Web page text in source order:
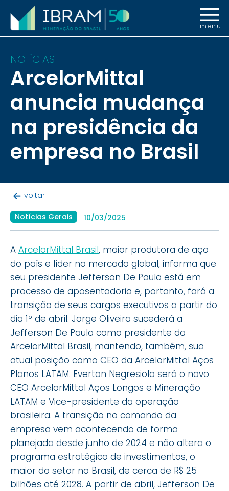
menu
NOTÍCIAS
ArcelorMittal
anuncia mudança
na presidência da
empresa no Brasil
voltar
Notícias Gerais 10/03/2025
A ArcelorMittal Brasil, maior produtora de aço
do país e líder no mercado global, informa que
seu presidente Jefferson De Paula está em
processo de aposentadoria e, portanto, fará a
transição de seus cargos executivos a partir do
dia 1º de abril. Jorge Oliveira sucederá a
Jefferson De Paula como presidente da
ArcelorMittal Brasil, mantendo, também, sua
atual posição como CEO da ArcelorMittal Aços
Planos LATAM. Everton Negresiolo será o novo
CEO ArcelorMittal Aços Longos e Mineração
LATAM e Vice-presidente da operação
brasileira. A transição no comando da
empresa vem acontecendo de forma
planejada desde junho de 2024 e não altera o
programa estratégico de investimentos, o
maior do setor no Brasil, de cerca de R$ 25
bilhões até 2028. A partir de abril, Jefferson De